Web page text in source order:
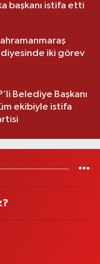
başkanı istifa etti
iki görev
Belediye Başkanı
ekibiyle istifa